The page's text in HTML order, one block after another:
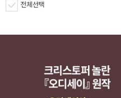
전체선택